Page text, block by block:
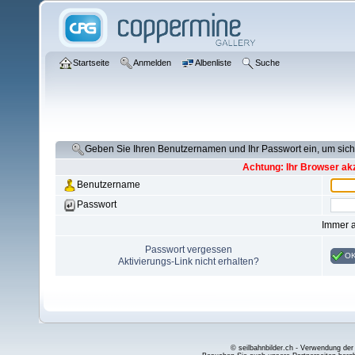
Startseite Anmelden Albenliste Suche
Geben Sie Ihren Benutzernamen und Ihr Passwort ein, um
Achtung: Ihr Browser
Benutzername
Passwort
Immer
Passwort vergessen
Aktivierungs-Link nicht erhalten?
© seilbahnbilder.ch - Verwendung